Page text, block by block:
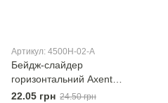
Артикул: 4500H-02-A
Бейдж-слайдер
горизонтальний Axent
4500H-02-A 85x54 мм, синій
22.05 грн 24.50 грн